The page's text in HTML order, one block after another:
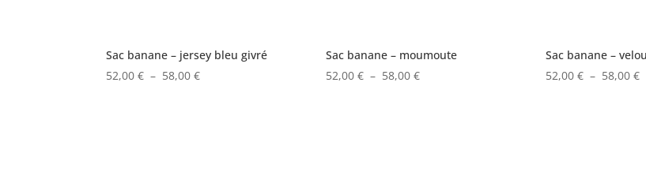
Sac banane – jersey bleu givré
52,00€ – 58,00€Plage
Sac banane – moumoute
52,00€ – 58,00€Plage
Sac banane –
52,00€ – 58,00€